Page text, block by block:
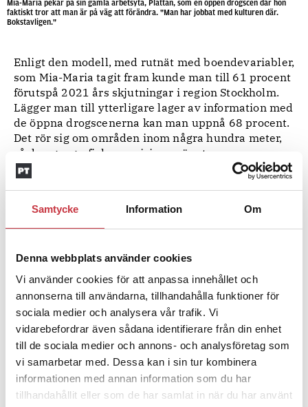
Samtycke Information Om
Denna webbplats använder cookies
Vi använder cookies för att anpassa innehållet och
annonserna till användarna, tillhandahålla funktioner för
sociala medier och analysera vår trafik. Vi
vidarebefordrar även sådana identifierare från din enhet
till de sociala medier och annons- och analysföretag som
vi samarbetar med. Dessa kan i sin tur kombinera
informationen med annan information som du har
tillhandahållit eller som de har samlat in när du har använt
Mia-Maria pekar på sin gamla arbetsyta, Plattan, som en öppen drogscen där hon
faktiskt tror att man är på väg att förändra. "Man har jobbat med kulturen där.
Bokstavligen."
Enligt den modell, med rutnät med boendevariabler,
som Mia-Maria tagit fram kunde man till 61 procent
förutspå 2021 års skjutningar i region Stockholm.
Lägger man till ytterligare lager av information med
de öppna drogscenerna kan man uppnå 68 procent.
Det rör sig om områden inom några hundra meter,
så den geografiska precisionen är stor.
– Och det finns också områden även i de utsatta
Vi kan liksom inte gripa oss ur den här
är byggd spelar roll.
Mia-Maria lade fram sin avhandling i mars i år.
Nästa uppdrag hon har är nu att ta reda på om
polisen faktiskt jobbar i just de här mikroområdena.
För polisnärvaro spelar roll. Sedan är det många
andra faktorer som måste till för att bli av med
öppna drogscener.
– Multisamverkan är det som fungerar och insatser